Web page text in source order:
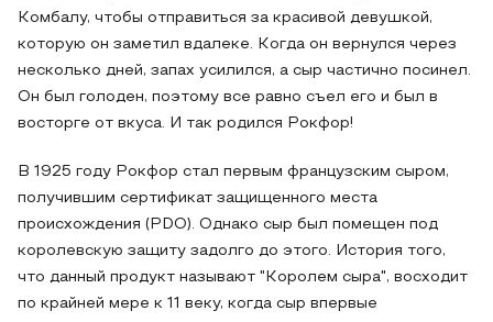
Комбалу, чтобы отправиться за красивой девушкой,
которую он заметил вдалеке. Когда он вернулся через
несколько дней, запах усилился, а сыр частично посинел.
Он был голоден, поэтому все равно съел его и был в
восторге от вкуса. И так родился Рокфор!
В 1925 году Рокфор стал первым французским сыром,
получившим сертификат защищенного места
происхождения (PDO). Однако сыр был помещен под
королевскую защиту задолго до этого. История того,
что данный продукт называют "Королем сыра", восходит
по крайней мере к 11 веку, когда сыр впервые